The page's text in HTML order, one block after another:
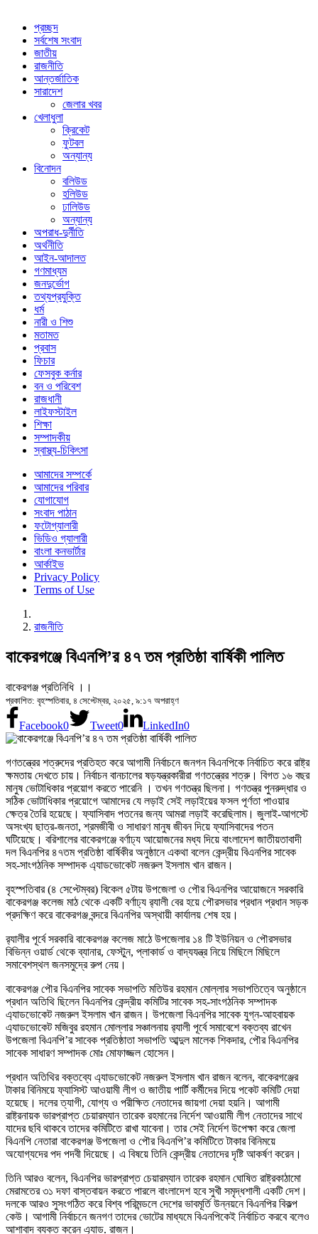
প্রচ্ছদ
সর্বশেষ সংবাদ
জাতীয়
রাজনীতি
আন্তর্জাতিক
সারাদেশ
জেলার খবর
খেলাধুলা
ক্রিকেট
ফুটবল
অন্যান্য
বিনোদন
বলিউড
হলিউড
ঢালিউড
অন্যান্য
অপরাধ-দুর্নীতি
অর্থনীতি
আইন-আদালত
গণমাধ্যম
জনদুর্ভোগ
তথ্যপ্রযুক্তি
ধর্ম
নারী ও শিশু
মতামত
প্রবাস
ফিচার
ফেসবুক কর্নার
বন ও পরিবেশ
রাজধানী
লাইফস্টাইল
শিক্ষা
সম্পাদকীয়
স্বাস্থ্য-চিকিৎসা
আমাদের সম্পর্কে
আমাদের পরিবার
যোগাযোগ
সংবাদ পাঠান
ফটোগ্যালারী
ভিডিও গ্যালারী
বাংলা কনভার্টার
আর্কাইভ
Privacy Policy
Terms of Use
রাজনীতি
বাকেরগঞ্জে বিএনপি’র ৪৭ তম প্রতিষ্ঠা বার্ষিকী পালিত
বাকেরগঞ্জ প্রতিনিধি ।।
প্রকাশিত: বৃহস্পতিবার, ৪ সেপ্টেম্বর, ২০২৫, ৯:১৭ অপরাহ্ণ
Facebook0 Tweet0 LinkedIn0
গণতন্ত্রের শত্রুদের প্রতিহত করে আগামী নির্বাচনে জনগন বিএনপিকে নির্বাচিত করে রাষ্ট্র
ক্ষমতায় দেখতে চায়। নির্বাচন বানচালের ষড়যন্ত্রকারীরা গণতন্ত্রের শত্রু। বিগত ১৬ বছর
মানুষ ভোটাধিকার প্রয়োগ করতে পারেনি । তখন গণতন্ত্র ছিলনা। গণতন্ত্র পুনরুদ্ধার ও
সঠিক ভোটাধিকার প্রয়োগে আমাদের যে লড়াই সেই লড়াইয়ের ফসল পূর্ণতা পাওয়ার
ক্ষেত্র তৈরি হয়েছে। ফ্যাসিবাদ পতনের জন্য আমরা লড়াই করেছিলাম। জুলাই-আগস্টে
অসংখ্য ছাত্র-জনতা, শ্রমজীবী ও সাধারণ মানুষ জীবন দিয়ে ফ্যাসিবাদের পতন
ঘটিয়েছে। বরিশালের বাকেরগঞ্জে বর্ণাঢ্য আয়োজনের মধ্য দিয়ে বাংলাদেশ জাতীয়তাবাদী
দল বিএনপির ৪৭তম প্রতিষ্ঠা বার্ষিকীর অনুষ্ঠানে একথা বলেন কেন্দ্রীয় বিএনপির সাবেক
সহ-সাংগঠনিক সম্পাদক এ্যাডভোকেট নজরুল ইসলাম খান রাজন।
বৃহস্পতিবার (৪ সেপ্টেম্বর) বিকেল ৫টায় উপজেলা ও পৌর বিএনপির আয়োজনে সরকারি
বাকেরগঞ্জ কলেজ মাঠ থেকে একটি বর্ণাঢ্য র‍্যালী বের হয়ে পৌরসভার প্রধান প্রধান সড়ক
প্রদক্ষিণ করে বাকেরগঞ্জ বন্দরে বিএনপির অস্থায়ী কার্যালয় শেষ হয়।
র‍্যালীর পূর্বে সরকারি বাকেরগঞ্জ কলেজ মাঠে উপজেলার ১৪ টি ইউনিয়ন ও পৌরসভার
বিভিন্ন ওয়ার্ড থেকে ব্যানার, ফেস্টুন, প্লাকার্ড ও বাদ্যযন্ত্র নিয়ে মিছিলে মিছিলে
সমাবেশস্থল জনসমুদ্রে রুপ নেয়।
বাকেরগঞ্জ পৌর বিএনপির সাবেক সভাপতি মতিউর রহমান মোল্লার সভাপতিত্বে অনুষ্ঠানে
প্রধান অতিথি ছিলেন বিএনপির কেন্দ্রীয় কমিটির সাবেক সহ-সাংগঠনিক সম্পাদক
এ্যাডভোকেট নজরুল ইসলাম খান রাজন। উপজেলা বিএনপির সাবেক যুগ্ন-আহবায়ক
এ্যাডভোকেট মজিবুর রহমান মোল্লার সঞ্চালনায় র‍্যালী পূর্বে সমাবেশে বক্তব্য রাখেন
উপজেলা বিএনপি’র সাবেক প্রতিষ্ঠাতা সভাপতি আব্দুল মালেক শিকদার, পৌর বিএনপির
সাবেক সাধারণ সম্পাদক মোঃ মোফাজ্জল হোসেন।
প্রধান অতিথির বক্তব্যে এ্যাডভোকেট নজরুল ইসলাম খান রাজন বলেন, বাকেরগঞ্জের
টাকার বিনিময়ে ফ্যাসিস্ট আওয়ামী লীগ ও জাতীয় পার্টি কর্মীদের দিয়ে পকেট কমিটি দেয়া
হয়েছে। দলের ত্যাগী, যোগ্য ও পরীক্ষিত নেতাদের জায়গা দেয়া হয়নি। আগামী
রাষ্ট্রনায়ক ভারপ্রাপ্ত চেয়ারম্যান তারেক রহমানের নির্দেশ আওয়ামী লীগ নেতাদের সাথে
যাদের ছবি থাকবে তাদের কমিটিতে রাখা যাবেনা। তার সেই নির্দেশ উপেক্ষা করে জেলা
বিএনপি নেতারা বাকেরগঞ্জ উপজেলা ও পৌর বিএনপি’র কমিটিতে টাকার বিনিময়ে
অযোগ্যদের পদ পদবী দিয়েছে। এ বিষয়ে তিনি কেন্দ্রীয় নেতাদের দৃষ্টি আকর্ষণ করেন।
তিনি আরও বলেন, বিএনপির ভারপ্রাপ্ত চেয়ারম্যান তারেক রহমান ঘোষিত রাষ্ট্রকাঠামো
মেরামতের ৩১ দফা বাস্তবায়ন করতে পারলে বাংলাদেশ হবে সুখী সমৃদ্ধশালী একটি দেশ।
দলকে আরও সুসংগঠিত করে বিশ্ব পরিমন্ডলে দেশের ভাবমূর্তি উন্নয়নে বিএনপির বিকল্প
কেউ। আগামী নির্বাচনে জনগণ তাদের ভোটের মাধ্যমে বিএনপিকেই নির্বাচিত করবে বলেও
আশাবাদ ব্যক্ত করেন এ্যাড. রাজন।